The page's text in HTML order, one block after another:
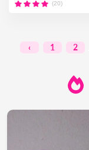
(20)
‹ 1 2